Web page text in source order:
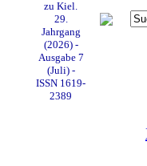
zu Kiel.
29.
Jahrgang
(2026) -
Ausgabe 7
(Juli) -
ISSN 1619-
2389